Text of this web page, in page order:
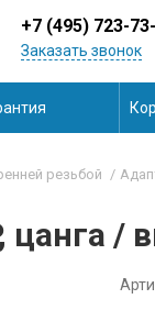
+7 (495) 723-
Заказать звонок
резьбой
/